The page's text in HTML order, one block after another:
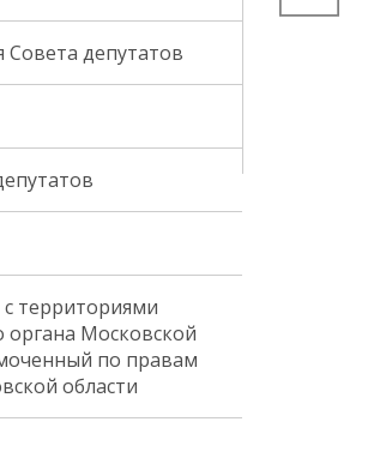
депутатов
территориями
органа Московской
по правам
области